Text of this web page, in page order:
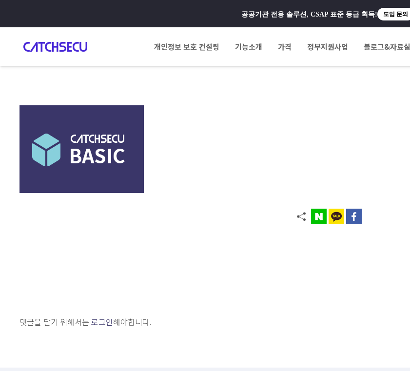
공공기관 전용 솔루션, CSAP 표준 등급 획득! 도입 문의
개인정보 보호 컨설팅 기능소개 가격 정부지원사업 블로그&자료실
댓글을 달기 위해서는 로그인해야합니다.